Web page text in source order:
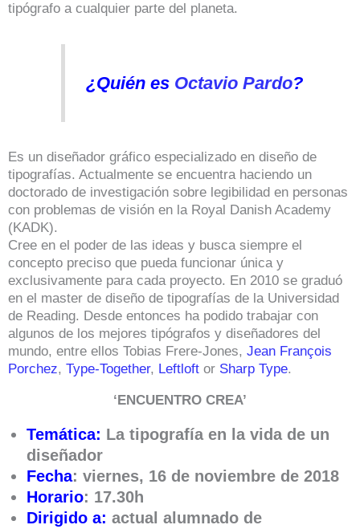
tipógrafo a cualquier parte del planeta.
¿Quién es Octavio Pardo?
Es un diseñador gráfico especializado en diseño de
tipografías. Actualmente se encuentra haciendo un
doctorado de investigación sobre legibilidad en personas
con problemas de visión en la Royal Danish Academy
(KADK).
Cree en el poder de las ideas y busca siempre el
concepto preciso que pueda funcionar única y
exclusivamente para cada proyecto. En 2010 se graduó
en el master de diseño de tipografías de la Universidad
de Reading. Desde entonces ha podido trabajar con
algunos de los mejores tipógrafos y diseñadores del
mundo, entre ellos Tobias Frere-Jones, Jean François
Porchez, Type-Together, Leftloft or Sharp Type.
‘ENCUENTRO CREA’
Temática: La tipografía en la vida de un
diseñador
Fecha: viernes, 16 de noviembre de 2018
Horario: 17.30h
Dirigido a: actual alumnado de